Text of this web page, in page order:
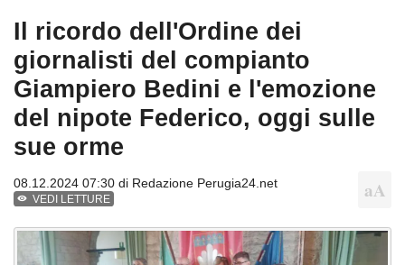
Il ricordo dell'Ordine dei
giornalisti del compianto
Giampiero Bedini e l'emozione
del nipote Federico, oggi sulle
sue orme
08.12.2024 07:30 di Redazione Perugia24.net
VEDI LETTURE